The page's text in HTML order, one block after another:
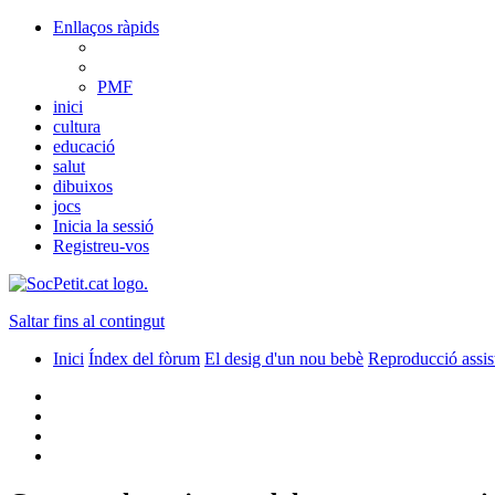
Enllaços ràpids
PMF
inici
cultura
educació
salut
dibuixos
jocs
Inicia la sessió
Registreu-vos
Saltar fins al contingut
Inici Índex del fòrum El desig d'un nou bebè Reproducció